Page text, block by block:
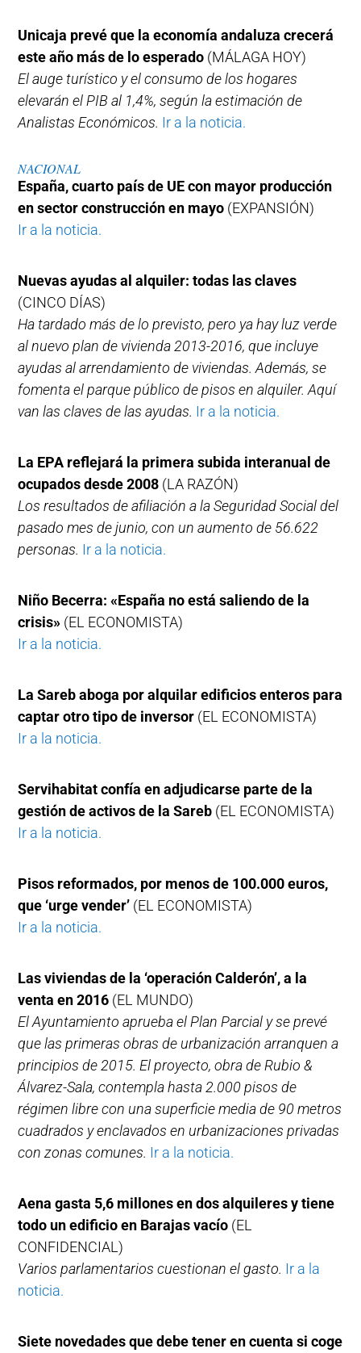
Unicaja prevé que la economía andaluza crecerá
este año más de lo esperado (MÁLAGA HOY)
El auge turístico y el consumo de los hogares
elevarán el PIB al 1,4%, según la estimación de
Analistas Económicos. Ir a la noticia.
NACIONAL
España, cuarto país de UE con mayor producción
en sector construcción en mayo (EXPANSIÓN)
Ir a la noticia.
Nuevas ayudas al alquiler: todas las claves
(CINCO DÍAS)
Ha tardado más de lo previsto, pero ya hay luz verde
al nuevo plan de vivienda 2013-2016, que incluye
ayudas al arrendamiento de viviendas. Además, se
fomenta el parque público de pisos en alquiler. Aquí
van las claves de las ayudas. Ir a la noticia.
La EPA reflejará la primera subida interanual de
ocupados desde 2008 (LA RAZÓN)
Los resultados de afiliación a la Seguridad Social del
pasado mes de junio, con un aumento de 56.622
personas. Ir a la noticia.
Niño Becerra: «España no está saliendo de la
crisis» (EL ECONOMISTA)
Ir a la noticia.
La Sareb aboga por alquilar edificios enteros para
captar otro tipo de inversor (EL ECONOMISTA)
Ir a la noticia.
Servihabitat confía en adjudicarse parte de la
gestión de activos de la Sareb (EL ECONOMISTA)
Ir a la noticia.
Pisos reformados, por menos de 100.000 euros,
que ‘urge vender’ (EL ECONOMISTA)
Ir a la noticia.
Las viviendas de la ‘operación Calderón’, a la
venta en 2016 (EL MUNDO)
El Ayuntamiento aprueba el Plan Parcial y se prevé
que las primeras obras de urbanización arranquen a
principios de 2015. El proyecto, obra de Rubio &
Álvarez-Sala, contempla hasta 2.000 pisos de
régimen libre con una superficie media de 90 metros
cuadrados y enclavados en urbanizaciones privadas
con zonas comunes. Ir a la noticia.
Aena gasta 5,6 millones en dos alquileres y tiene
todo un edificio en Barajas vacío (EL
CONFIDENCIAL)
Varios parlamentarios cuestionan el gasto. Ir a la
noticia.
Siete novedades que debe tener en cuenta si coge